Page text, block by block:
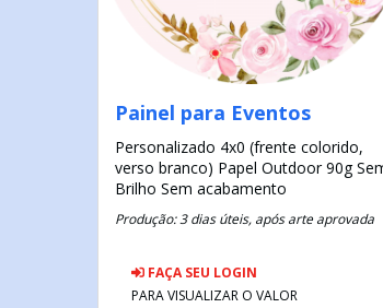
Painel para Eventos
Personalizado 4x0 (frente colorido,
verso branco) Papel Outdoor 90g
Brilho Sem acabamento
Produção: 3 dias úteis, após arte aprovada
FAÇA SEU LOGIN
PARA VISUALIZAR O VALOR